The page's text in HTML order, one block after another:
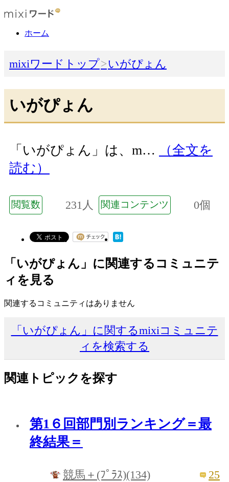
ホーム
mixiワードトップ いがぴょん
いがぴょん
「いがぴょん」は、m…
（全文を
読む）
閲覧数 231人 関連コンテンツ 0個
「いがぴょん」に関連するコミュニテ
ィを見る
関連するコミュニティはありません
「いがぴょん」に関するmixiコミュニテ
ィを検索する
関連トピックを探す
第1６回部門別ランキング＝最
終結果＝
競馬＋(ﾌﾟﾗｽ)(134) 25